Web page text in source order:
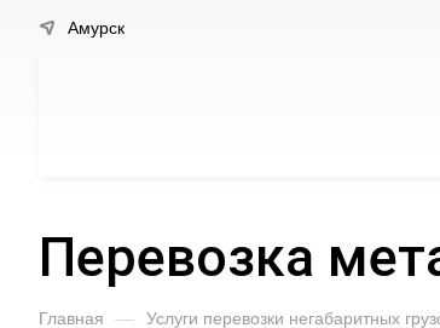
Амурск
Перевозка
Главная — Услуги перевозки негабаритных